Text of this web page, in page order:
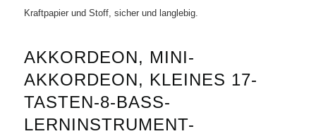
Kraftpapier und Stoff, sicher und langlebig.
AKKORDEON, MINI-
AKKORDEON, KLEINES 17-
TASTEN-8-BASS-
LERNINSTRUMENT-